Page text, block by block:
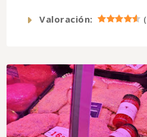
Valoración: (